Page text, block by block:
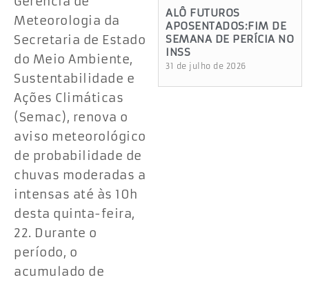
Meteorologia da
Secretaria de Estado
do Meio Ambiente,
Sustentabilidade e
Ações Climáticas
(Semac), renova o
aviso meteorológico
de probabilidade de
chuvas moderadas a
intensas até às 10h
desta quinta-feira,
22. Durante o
período, o
acumulado de
ALÔ FUTUROS
APOSENTADOS:FIM DE
SEMANA DE PERÍCIA NO
INSS
31 de julho de 2026